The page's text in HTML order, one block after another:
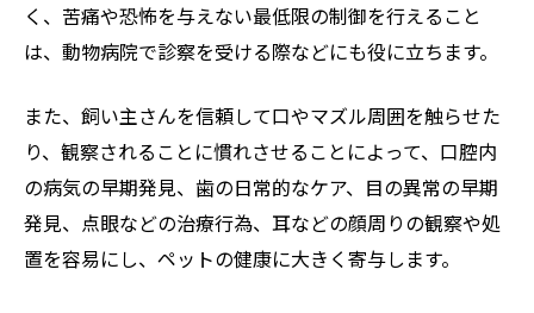
く、苦痛や恐怖を与えない最低限の制御を行えること
は、動物病院で診察を受ける際などにも役に立ちます。
また、飼い主さんを信頼して口やマズル周囲を触らせた
り、観察されることに慣れさせることによって、口腔内
の病気の早期発見、歯の日常的なケア、目の異常の早期
発見、点眼などの治療行為、耳などの顔周りの観察や処
置を容易にし、ペットの健康に大きく寄与します。